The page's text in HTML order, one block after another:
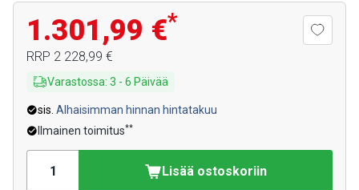
1.301,99 €*
RRP 2 228,99 €
Varastossa: 3 - 6 Päivää
sis. Alhaisimman hinnan hintatakuu
Ilmainen toimitus**
Lisää ostoskoriin